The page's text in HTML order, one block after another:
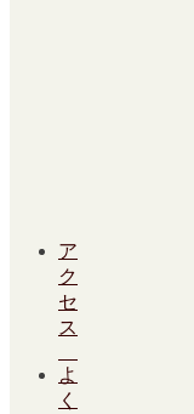
ア
ク
セ
ス
よ
く